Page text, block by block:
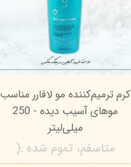
کرم ترمیم‌کننده مو لافارر مناسب
موهای آسیب دیده - 250
میلی‌لیتر
متاسفم، تموم شده :(